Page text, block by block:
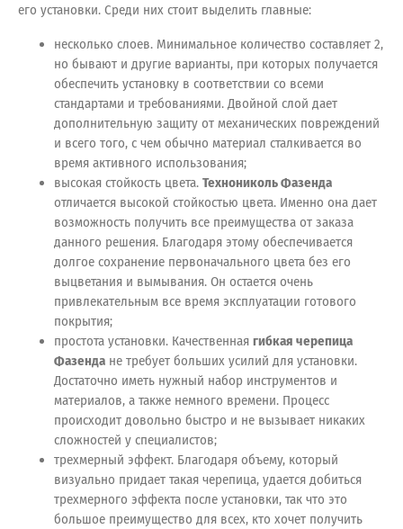
его установки. Среди них стоит выделить главные:
несколько слоев. Минимальное количество составляет 2,
но бывают и другие варианты, при которых получается
обеспечить установку в соответствии со всеми
стандартами и требованиями. Двойной слой дает
дополнительную защиту от механических повреждений
и всего того, с чем обычно материал сталкивается во
время активного использования;
высокая стойкость цвета. Технониколь Фазенда
отличается высокой стойкостью цвета. Именно она дает
возможность получить все преимущества от заказа
данного решения. Благодаря этому обеспечивается
долгое сохранение первоначального цвета без его
выцветания и вымывания. Он остается очень
привлекательным все время эксплуатации готового
покрытия;
простота установки. Качественная гибкая черепица
Фазенда не требует больших усилий для установки.
Достаточно иметь нужный набор инструментов и
материалов, а также немного времени. Процесс
происходит довольно быстро и не вызывает никаких
сложностей у специалистов;
трехмерный эффект. Благодаря объему, который
визуально придает такая черепица, удается добиться
трехмерного эффекта после установки, так что это
большое преимущество для всех, кто хочет получить